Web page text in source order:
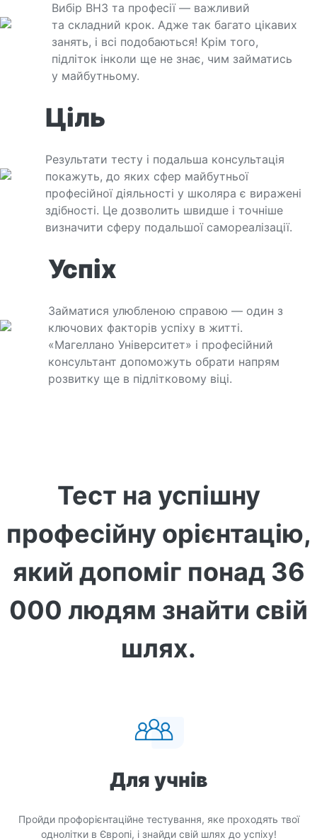
Вибір ВНЗ та професії — важливий
та складний крок. Адже так багато цікавих
занять, і всі подобаються! Крім того,
підліток інколи ще не знає, чим займатись
у майбутньому.
Ціль
Результати тесту і подальша консультація
покажуть, до яких сфер майбутньої
професійної діяльності у школяра є виражені
здібності. Це дозволить швидше і точніше
визначити сферу подальшої самореалізації.
Успіх
Займатися улюбленою справою — один з
ключових факторів успіху в житті.
«Магеллано Університет» і професійний
консультант допоможуть обрати напрям
розвитку ще в підлітковому віці.
Тест на успішну
професійну орієнтацію,
який допоміг понад 36
000 людям знайти свій
шлях.
Для учнів
Пройди профорієнтаційне тестування, яке проходять твої
однолітки в Європі, і знайди свій шлях до успіху!